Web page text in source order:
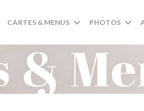
CARTES & MENUS PHOTOS
&